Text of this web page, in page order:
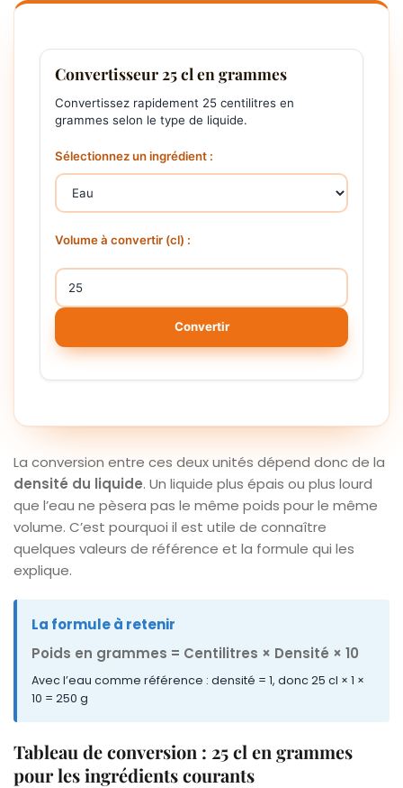
Convertisseur 25 cl en grammes
Convertissez rapidement 25 centilitres en
grammes selon le type de liquide.
Sélectionnez un ingrédient :
Volume à convertir (cl) :
Convertir
La conversion entre ces deux unités dépend donc de la
densité du liquide. Un liquide plus épais ou plus lourd
que l’eau ne pèsera pas le même poids pour le même
volume. C’est pourquoi il est utile de connaître
quelques valeurs de référence et la formule qui les
explique.
La formule à retenir
Poids en grammes = Centilitres × Densité × 10
Avec l’eau comme référence : densité = 1, donc 25 cl × 1 ×
10 = 250 g
Tableau de conversion : 25 cl en grammes
pour les ingrédients courants